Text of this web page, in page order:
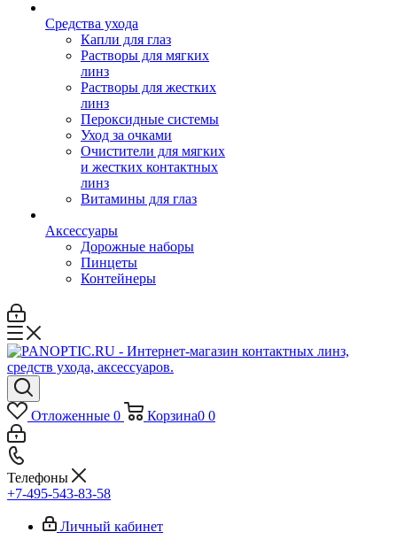
Средства ухода
Капли для глаз
Растворы для мягких
линз
Растворы для жестких
линз
Пероксидные системы
Уход за очками
Очистители для мягких
и жестких контактных
линз
Витамины для глаз
Аксессуары
Дорожные наборы
Пинцеты
Контейнеры
Отложенные 0 Корзина0 0
Телефоны
+7-495-543-83-58
Личный кабинет